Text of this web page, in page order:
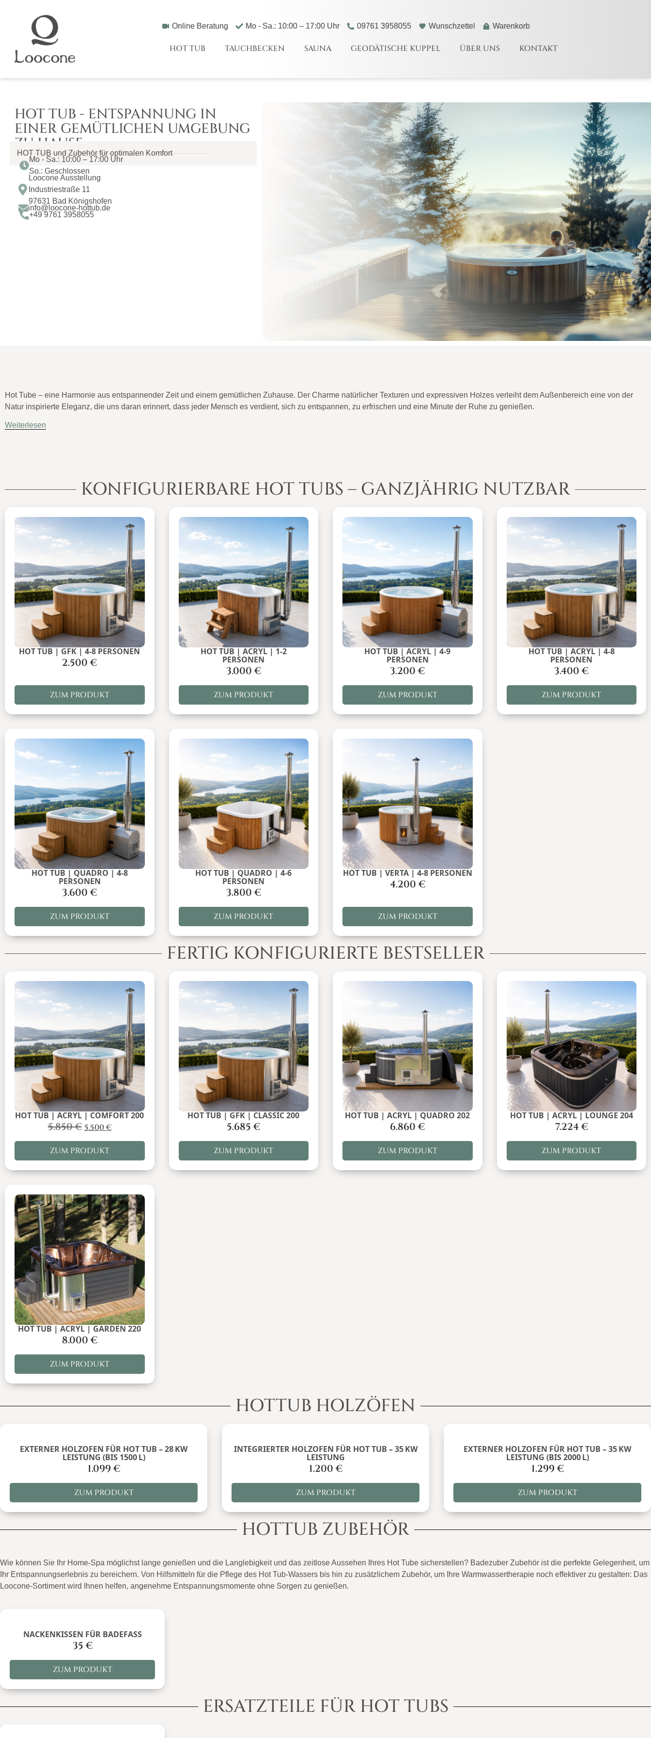
Online Beratung Mo - Sa.: 10:00 – 17:00 Uhr 09761 3958055 Wunschzettel Warenkorb
HOT TUB TAUCHBECKEN SAUNA GEODÄTISCHE KUPPEL ÜBER UNS KONTAKT
HOT TUB - ENTSPANNUNG IN
EINER GEMÜTLICHEN UMGEBUNG
ZU HAUSE
HOT TUB und Zubehör für optimalen Komfort
Mo - Sa.: 10:00 – 17:00 Uhr
So.: Geschlossen
Loocone Ausstellung
Industriestraße 11
97631 Bad Königshofen
info@loocone-hottub.de
+49 9761 3958055
Hot Tube – eine Harmonie aus entspannender Zeit und einem gemütlichen Zuhause. Der Charme natürlicher Texturen und expressiven Holzes verleiht dem Außenbereich eine von der
Natur inspirierte Eleganz, die uns daran erinnert, dass jeder Mensch es verdient, sich zu entspannen, zu erfrischen und eine Minute der Ruhe zu genießen.
Weiterlesen
KONFIGURIERBARE HOT TUBS – GANZJÄHRIG NUTZBAR
HOT TUB | GFK | 4-8 PERSONEN
2.500€
ZUM PRODUKT
HOT TUB | ACRYL | 1-2
PERSONEN
3.000€
ZUM PRODUKT
HOT TUB | ACRYL | 4-9
PERSONEN
3.200€
ZUM PRODUKT
HOT TUB | ACRYL | 4-8
PERSONEN
3.400€
ZUM PRODUKT
HOT TUB | QUADRO | 4-8
PERSONEN
3.600€
ZUM PRODUKT
HOT TUB | QUADRO | 4-6
PERSONEN
3.800€
ZUM PRODUKT
HOT TUB | VERTA | 4-8 PERSONEN
4.200€
ZUM PRODUKT
FERTIG KONFIGURIERTE BESTSELLER
HOT TUB | ACRYL | COMFORT 200
5.850€ 5.500€
ZUM PRODUKT
HOT TUB | GFK | CLASSIC 200
5.685€
ZUM PRODUKT
HOT TUB | ACRYL | QUADRO 202
6.860€
ZUM PRODUKT
HOT TUB | ACRYL | LOUNGE 204
7.224€
ZUM PRODUKT
HOT TUB | ACRYL | GARDEN 220
8.000€
ZUM PRODUKT
HOTTUB HOLZÖFEN
EXTERNER HOLZOFEN FÜR HOT TUB – 28 KW
LEISTUNG (BIS 1500 L)
1.099€
ZUM PRODUKT
INTEGRIERTER HOLZOFEN FÜR HOT TUB – 35 KW
LEISTUNG
1.200€
ZUM PRODUKT
EXTERNER HOLZOFEN FÜR HOT TUB – 35 KW
LEISTUNG (BIS 2000 L)
1.299€
ZUM PRODUKT
HOTTUB ZUBEHÖR
Wie können Sie Ihr Home-Spa möglichst lange genießen und die Langlebigkeit und das zeitlose Aussehen Ihres Hot Tube sicherstellen? Badezuber Zubehör ist die perfekte Gelegenheit, um
Ihr Entspannungserlebnis zu bereichern. Von Hilfsmitteln für die Pflege des Hot Tub-Wassers bis hin zu zusätzlichem Zubehör, um Ihre Warmwassertherapie noch effektiver zu gestalten: Das
Loocone-Sortiment wird Ihnen helfen, angenehme Entspannungsmomente ohne Sorgen zu genießen.
NACKENKISSEN FÜR BADEFASS
35€
ZUM PRODUKT
ERSATZTEILE FÜR HOT TUBS